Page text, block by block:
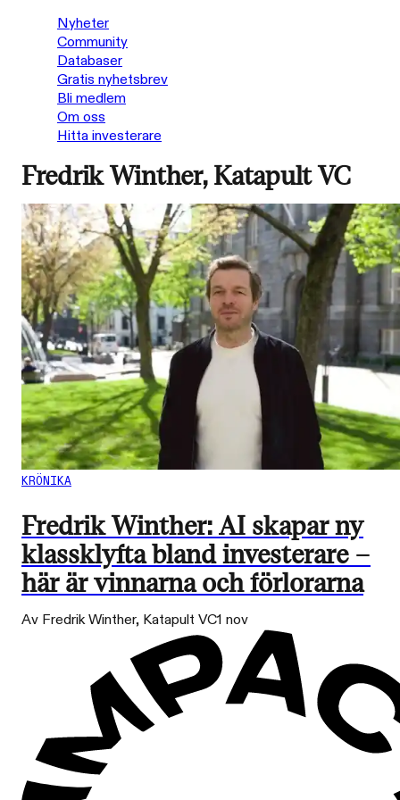
Nyheter
Community
Databaser
Gratis nyhetsbrev
Bli medlem
Om oss
Hitta investerare
Fredrik Winther, Katapult VC
KRÖNIKA
Fredrik Winther: AI skapar ny
klassklyfta bland investerare –
här är vinnarna och förlorarna
Av Fredrik Winther, Katapult VC1 nov